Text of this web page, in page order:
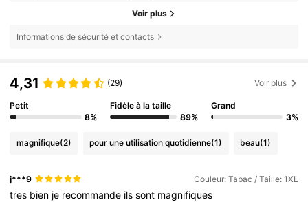
Voir plus
Informations de sécurité et contacts
4,31 (29) Voir plus
Petit
8%
Fidèle à la taille
89%
Grand
3%
magnifique(2) pour une utilisation quotidienne(1) beau(1)
j***9 Couleur: Tabac / Taille: 1XL
tres bien je recommande ilssont magnifiques